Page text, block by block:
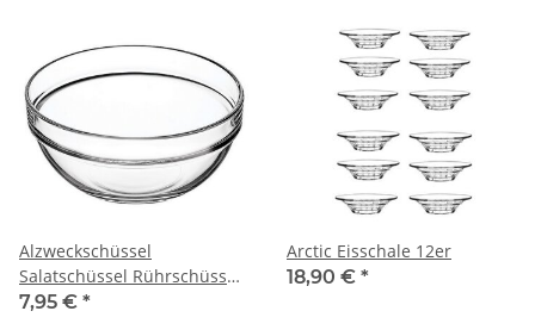
Alzweckschüssel
Salatschüssel Rührschüssel
Schale
7,95 € *
Arctic Eisschale 12er
18,90 € *